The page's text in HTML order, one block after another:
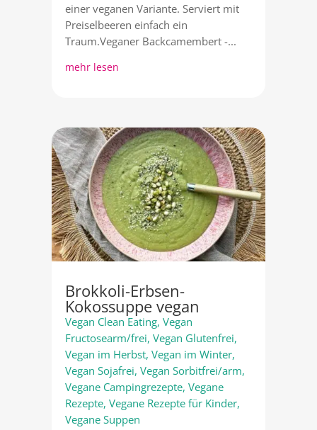
einer veganen Variante. Serviert mit
Preiselbeeren einfach ein
Traum.Veganer Backcamembert -...
mehr lesen
Brokkoli-Erbsen-
Kokossuppe vegan
Vegan Clean Eating, Vegan
Fructosearm/frei, Vegan Glutenfrei,
Vegan im Herbst, Vegan im Winter,
Vegan Sojafrei, Vegan Sorbitfrei/arm,
Vegane Campingrezepte, Vegane
Rezepte, Vegane Rezepte für Kinder,
Vegane Suppen